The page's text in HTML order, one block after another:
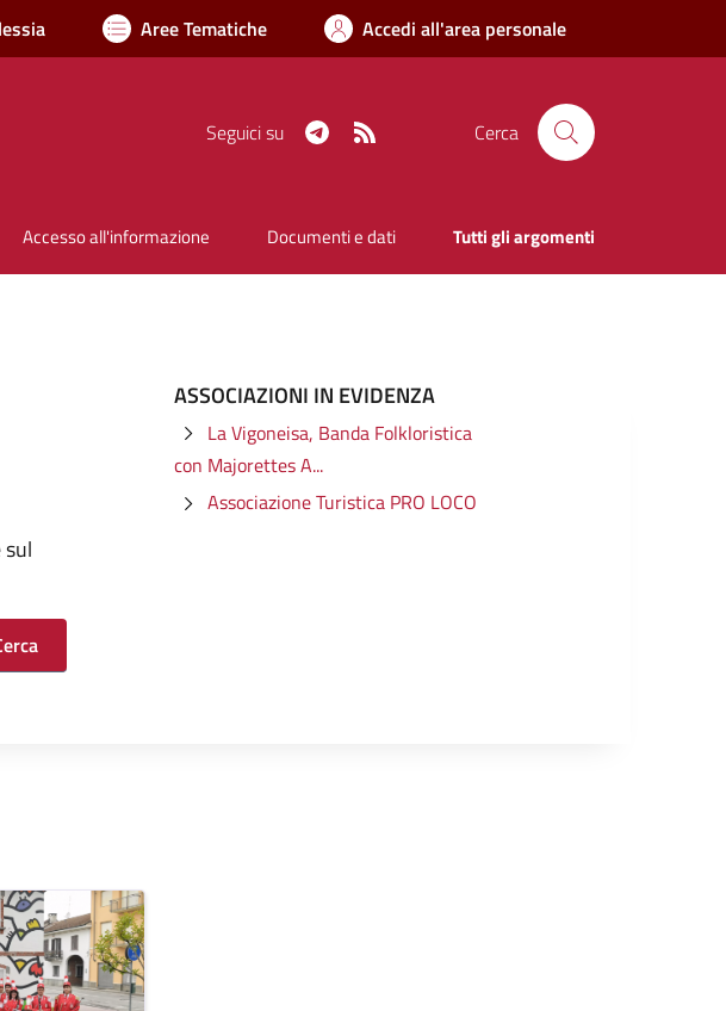
Aree Tematiche Accedi all'area personale
Seguici su Telegram Cerca
Accesso all'informazione Documenti e dati Tutti gli argomenti
ASSOCIAZIONI IN EVIDENZA
La Vigoneisa, Banda Folkloristica
con Majorettes A...
Associazione Turistica PRO LOCO